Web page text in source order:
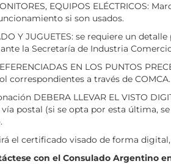
EQUIPOS ELÉCTRICOS:
si son usados.
Y JUGUETES: se requiere un
la Secretaría de Industria
EN LOS PUNTOS
correspondientes a través de COMCA.
DEBERA LLEVAR EL VISTO
postal (si se opta por esta última,
el certificado visado de forma
con el Consulado Argentino